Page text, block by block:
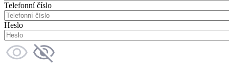
Telefonní číslo
Heslo